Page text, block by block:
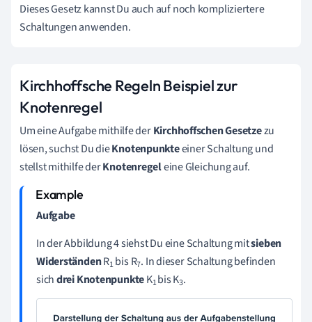
Dieses Gesetz kannst Du auch auf noch kompliziertere
Schaltungen anwenden.
Kirchhoffsche Regeln Beispiel zur
Knotenregel
Um eine Aufgabe mithilfe derKirchhoffschenGesetzezu
lösen, suchst Du dieKnotenpunkteeiner Schaltung und
stellst mithilfe derKnotenregeleine Gleichung auf.
Aufgabe
In der Abbildung 4 siehst Du eine Schaltung mitsieben
WiderständenR1bis R7. In dieser Schaltung befinden
sichdreiKnotenpunkteK1bis K3.